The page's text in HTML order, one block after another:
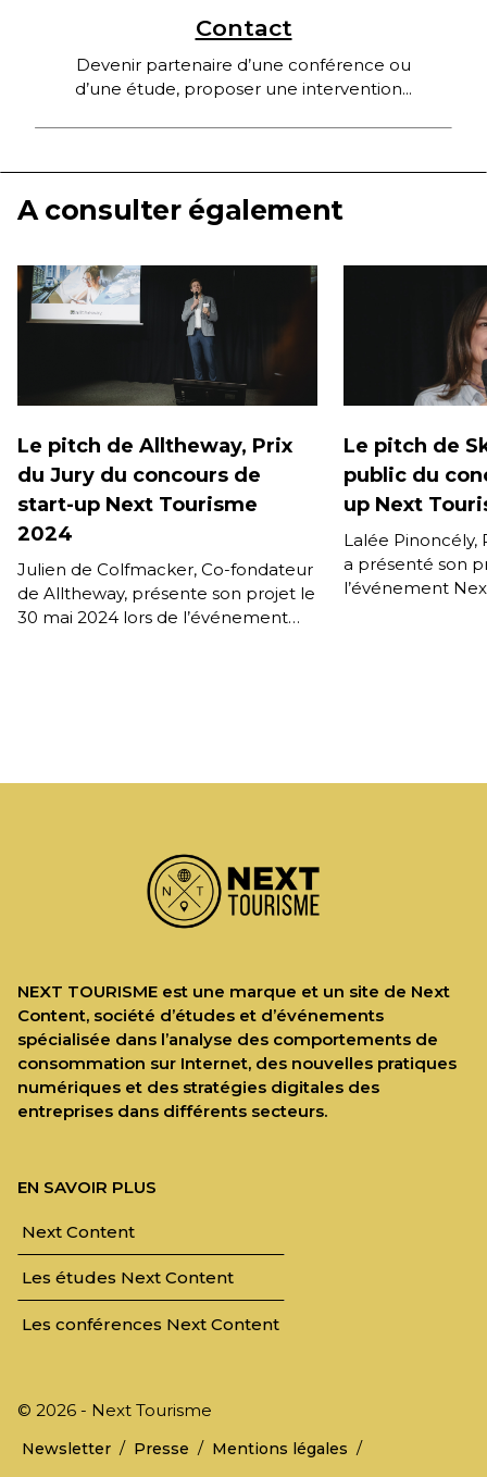
Contact
Devenir partenaire d’une conférence ou
d’une étude, proposer une intervention...
A consulter également
Le pitch de Alltheway, Prix
du Jury du concours de
start-up Next Tourisme
2024
Julien de Colfmacker, Co-fondateur
de Alltheway, présente son projet le
30 mai 2024 lors de l’événement
Le pitch de
public du
up Next
Lalée Pinoncély,
a présenté son
l’événement
NEXT TOURISME est une marque et un site de Next
Content, société d’études et d’événements
spécialisée dans l’analyse des comportements de
consommation sur Internet, des nouvelles pratiques
numériques et des stratégies digitales des
entreprises dans différents secteurs.
EN SAVOIR PLUS
Next Content
Les études Next Content
Les conférences Next Content
© 2026 - Next Tourisme
Newsletter / Presse / Mentions légales /